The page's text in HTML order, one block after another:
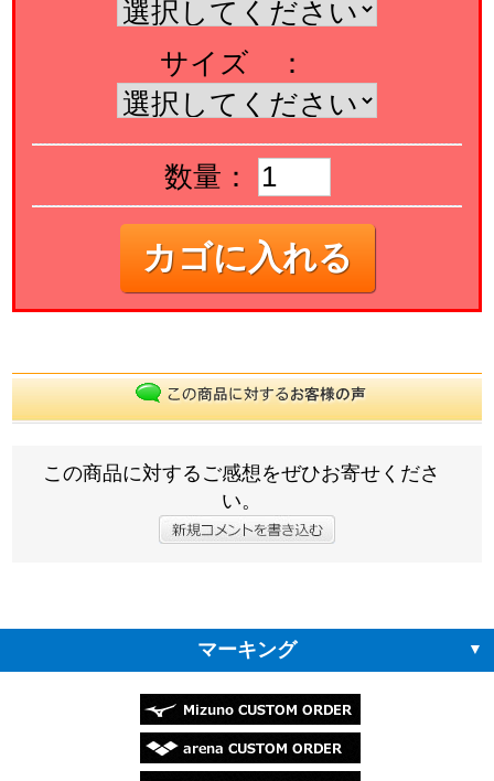
サイズ ：
数量：
カゴに入れる
この商品に対するご感想をぜひお寄せくださ
い。
マーキング